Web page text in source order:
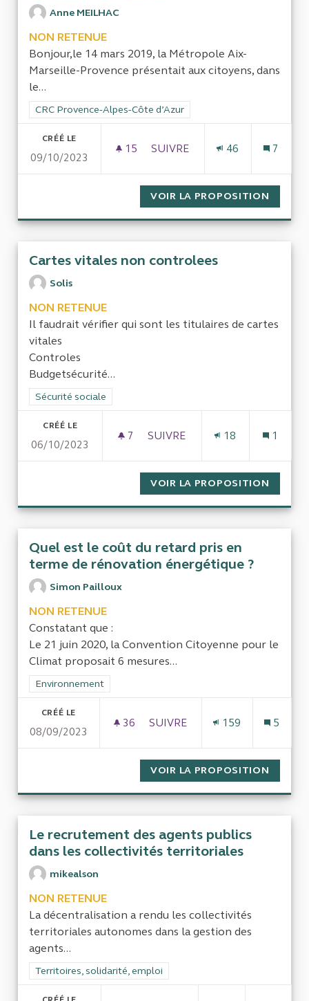
Anne MEILHAC
NON RETENUE
Bonjour,le 14 mars 2019, la Métropole Aix-
Marseille-Provence présentait aux citoyens, dans
le...
Filtrer les résultats de la catégorie : CRC Provence-Alpes-
CRC Provence-Alpes-Côte d’Azur
CRÉÉ LE
09/10/2023
15 15 ABONNÉS
SUIVRE
46 7
VOIR LA PROPOSITION
Cartes vitales non controlees
Solis
NON RETENUE
Il faudrait vérifier qui sont les titulaires de cartes
vitales
Controles
Budgetsécurité...
Filtrer les résultats de la catégorie : Sécurité sociale
Sécurité sociale
CRÉÉ LE
06/10/2023
7 7 ABONNÉS
SUIVRE
18 1
VOIR LA PROPOSITION
Quel est le coût du retard pris en
terme de rénovation énergétique ?
Simon Pailloux
NON RETENUE
Constatant que :
Le 21 juin 2020, la Convention Citoyenne pour le
Climat proposait 6 mesures...
Filtrer les résultats de la catégorie : Environnement
Environnement
CRÉÉ LE
08/09/2023
36 36 ABONNÉS
SUIVRE
159 5
VOIR LA PROPOSITION
Le recrutement des agents publics
dans les collectivités territoriales
mikealson
NON RETENUE
La décentralisation a rendu les collectivités
territoriales autonomes dans la gestion des
agents...
Filtrer les résultats de la catégorie : Territoires, solidarité,
Territoires, solidarité, emploi